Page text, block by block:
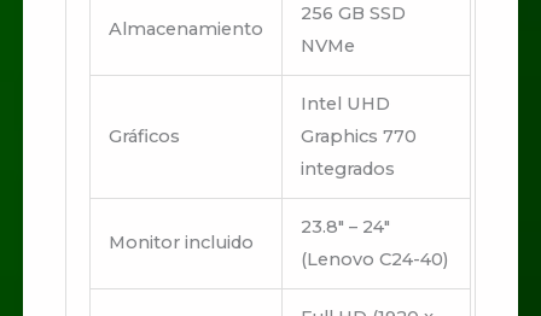
Almacenamiento
256 GB SSD
NVMe
Gráficos
Intel UHD
Graphics 770
integrados
Monitor incluido
23.8″ – 24″
(Lenovo C24-40)